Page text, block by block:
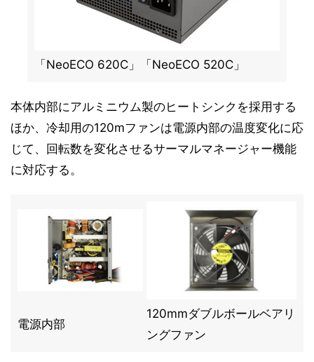
「NeoECO 620C」「NeoECO 520C」
本体内部にアルミニウム製のヒートシンクを採用する
ほか、冷却用の120mファンは電源内部の温度変化に応
じて、回転数を変化させるサーマルマネージャー機能
に対応する。
電源内部
120mmダブルボールベアリ
ングファン